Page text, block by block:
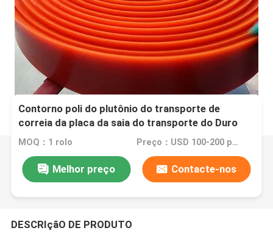
Contorno poli do plutônio do transporte de
correia da placa da saia do transporte do Duro
60A 70A 80A
MOQ：1 rolo Preço：USD 100-200 per roll
Melhor preço Contacte-nos
DESCRIçãO DE PRODUTO